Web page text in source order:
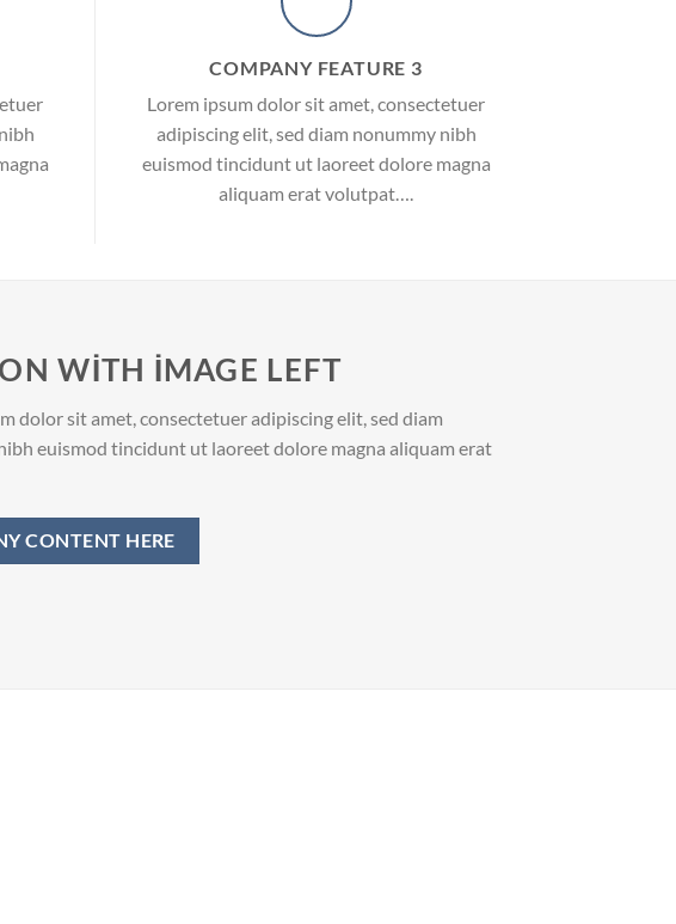
COMPANY FEATURE 3
Lorem ipsum dolor sit amet, consectetuer
adipiscing elit, sed diam nonummy nibh
euismod tincidunt ut laoreet dolore magna
aliquam erat volutpat….
WITH IMAGE LEFT
dolor sit amet, consectetuer adipiscing elit, sed diam
euismod tincidunt ut laoreet dolore magna aliquam erat
CONTENT HERE